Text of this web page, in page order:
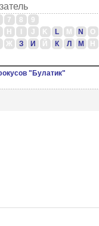
7 8
9
H J K L M N
O
Ж З И Й К Л М Н
"Булатик"